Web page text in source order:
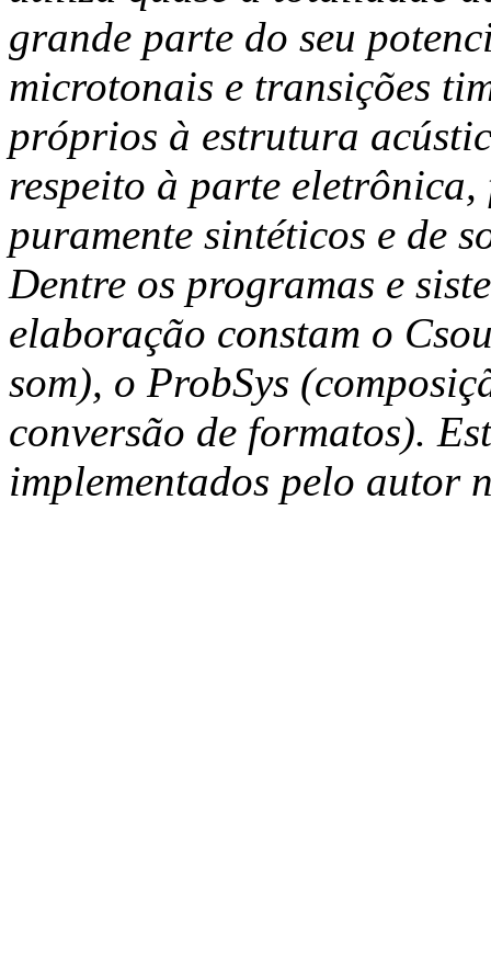
grande parte do seu
microtonais e transições
próprios à estrutura
respeito à parte
puramente sintéticos e de
Dentre os programas e
elaboração constam o
som), o ProbSys
conversão de formatos).
implementados pelo autor